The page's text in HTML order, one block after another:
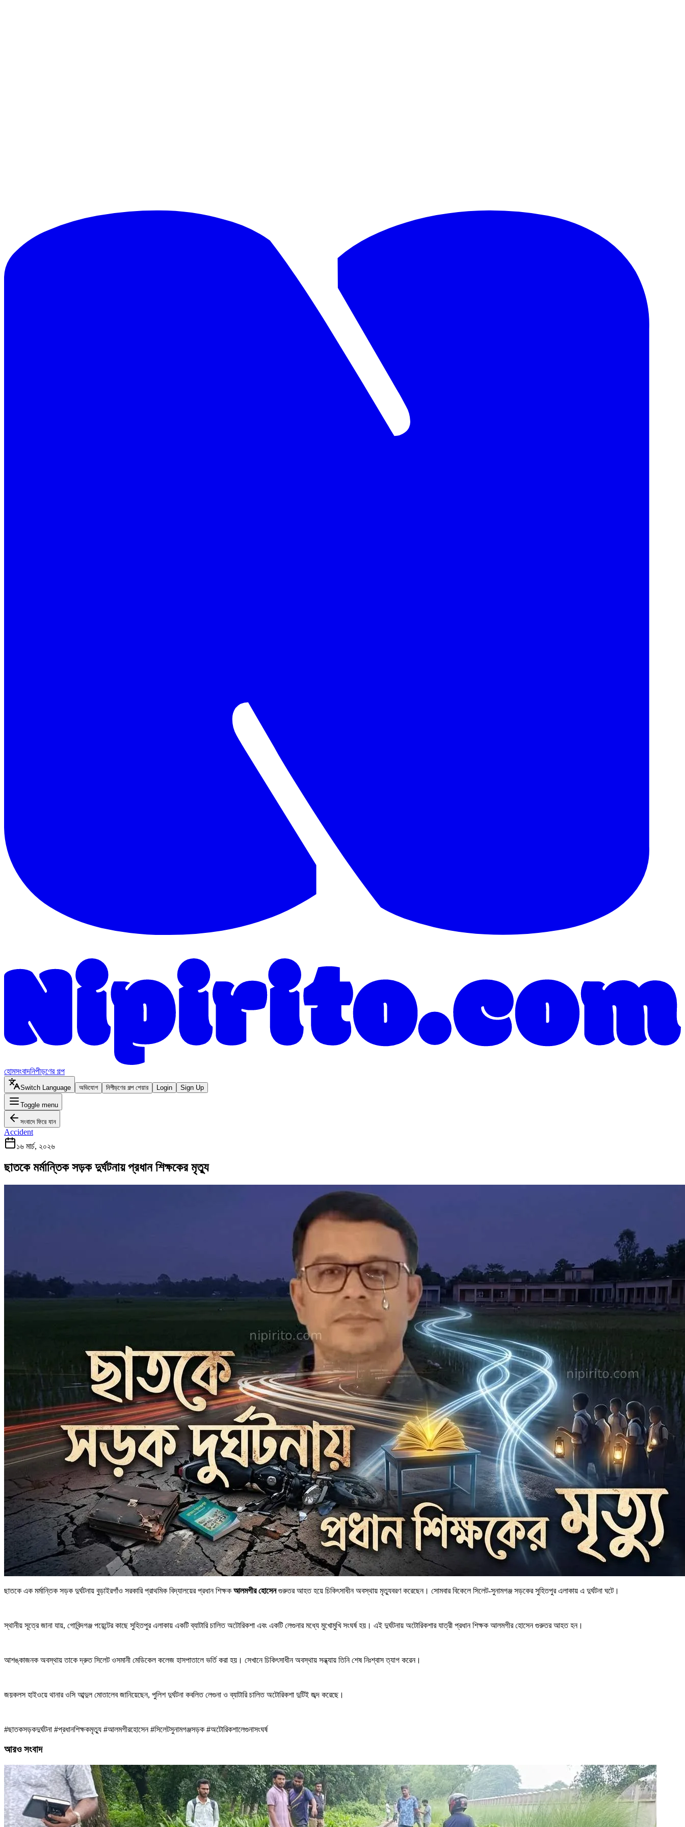
হোমসংবাদনিপীড়ণের গল্প
Switch Language অভিযোগ নিপীড়ণের গল্প শেয়ার Login Sign Up
Toggle menu
সংবাদে ফিরে যান
Accident
১৬ মার্চ, ২০২৬
ছাতকে মর্মান্তিক সড়ক দুর্ঘটনায় প্রধান শিক্ষকের মৃত্যু
ছাতকে এক মর্মান্তিক সড়ক দুর্ঘটনায় বুড়াইরগাঁও সরকারি প্রাথমিক বিদ্যালয়ের প্রধান শিক্ষক আলমগীর হোসেনগুরুতর আহত হয়ে চিকিৎসাধীন অবস্থায় মৃত্যুবরণ করেছেন। সোমবার বিকেলে সিলেট-সুনামগঞ্জ সড়কের সুহিতপুর এলাকায় এ দুর্ঘটনা ঘটে।
স্থানীয় সূত্রে জানা যায়, গোবিন্দগঞ্জ পয়েন্টের কাছে সুহিতপুর এলাকায় একটি ব্যাটারি চালিত অটোরিকশা এবং একটি লেগুনার মধ্যে মুখোমুখি সংঘর্ষ হয়। এই দুর্ঘটনায় অটোরিকশার যাত্রী প্রধান শিক্ষক আলমগীর হোসেন গুরুতর আহত হন।
আশঙ্কাজনক অবস্থায় তাকে দ্রুত সিলেট ওসমানী মেডিকেল কলেজ হাসপাতালে ভর্তি করা হয়। সেখানে চিকিৎসাধীন অবস্থায় সন্ধ্যায় তিনি শেষ নিঃশ্বাস ত্যাগ করেন।
জয়কলস হাইওয়ে থানার ওসি আব্দুল মোতালেব জানিয়েছেন, পুলিশ দুর্ঘটনা কবলিত লেগুনা ও ব্যাটারি চালিত অটোরিকশা দুটিই জব্দ করেছে।
#ছাতকসড়কদুর্ঘটনা #প্রধানশিক্ষকমৃত্যু #আলমগীরহোসেন #সিলেটসুনামগঞ্জসড়ক #অটোরিকশালেগুনাসংঘর্ষ
আরও সংবাদ